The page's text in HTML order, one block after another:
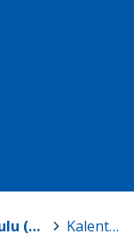
Taanilan koulu (0.-9. lk) > Kalenteri